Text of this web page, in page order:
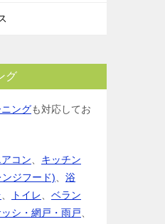
グ
ングも対応してお
コン
キッチン
ジフード)
浴
トイレ
ベラン
シ・網戸・雨戸